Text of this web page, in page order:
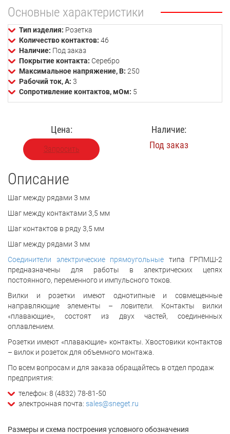
Основные характеристики
Тип изделия: Розетка
Количество контактов: 46
Наличие: Под заказ
Покрытие контакта: Серебро
Максимальное напряжение, В: 250
Рабочий ток, А: 3
Сопротивление контактов, мОм: 5
Цена:
Запросить
Наличие:
Под заказ
Описание
Шаг между рядами 3 мм
Шаг между контактами 3,5 мм
Шаг контактов в ряду 3,5 мм
Шаг между рядами 3 мм
Соединители электрические прямоугольные типа ГРПМШ-2
предназначены для работы в электрических цепях
постоянного, переменного и импульсного токов.
Вилки и розетки имеют однотипные и совмещенные
направляющие элементы – ловители. Контакты вилки
«плавающие», состоят из двух частей, соединенных
оплавлением.
Розетки имеют «плавающие» контакты. Хвостовики контактов
– вилок и розеток для объемного монтажа.
По всем вопросам и для заказа обращайтесь в отдел продаж
предприятия:
телефон: 8 (4832) 78-81-50
электронная почта: sales@sneget.ru
Размеры и схема построения условного обозначения